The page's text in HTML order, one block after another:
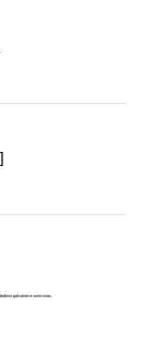
galvalume usiminas,